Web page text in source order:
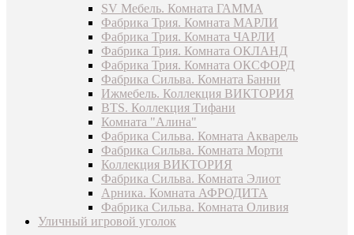
SV Мебель. Комната ГАММА
Фабрика Трия. Комната МАРЛИ
Фабрика Трия. Комната ЧАРЛИ
Фабрика Трия. Комната ОКЛАНД
Фабрика Трия. Комната ОКСФОРД
Фабрика Сильва. Комната Банни
Ижмебель. Коллекция ВИКТОРИЯ
BTS. Коллекция Тифани
Комната "Алина"
Фабрика Сильва. Комната Акварель
Фабрика Сильва. Комната Морти
Коллекция ВИКТОРИЯ
Фабрика Сильва. Комната Элиот
Арника. Комната АФРОДИТА
Фабрика Сильва. Комната Оливия
Уличный игровой уголок